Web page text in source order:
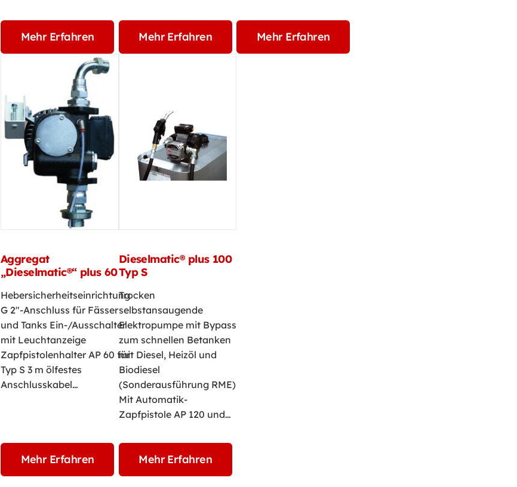
Mehr Erfahren Mehr Erfahren Mehr Erfahren
Aggregat
„Dieselmatic®“ plus 60
Hebersicherheitseinrichtung
G 2"-Anschluss für Fässer
und Tanks Ein-/Ausschalter
mit Leuchtanzeige
Zapfpistolenhalter AP 60 für
Typ S 3 m ölfestes
Anschlusskabel…
Mehr Erfahren
Dieselmatic® plus 100
Typ S
Trocken
selbstansaugende
Elektropumpe mit Bypass
zum schnellen Betanken
mit Diesel, Heizöl und
Biodiesel
(Sonderausführung RME)
Mit Automatik-
Zapfpistole AP 120 und…
Mehr Erfahren